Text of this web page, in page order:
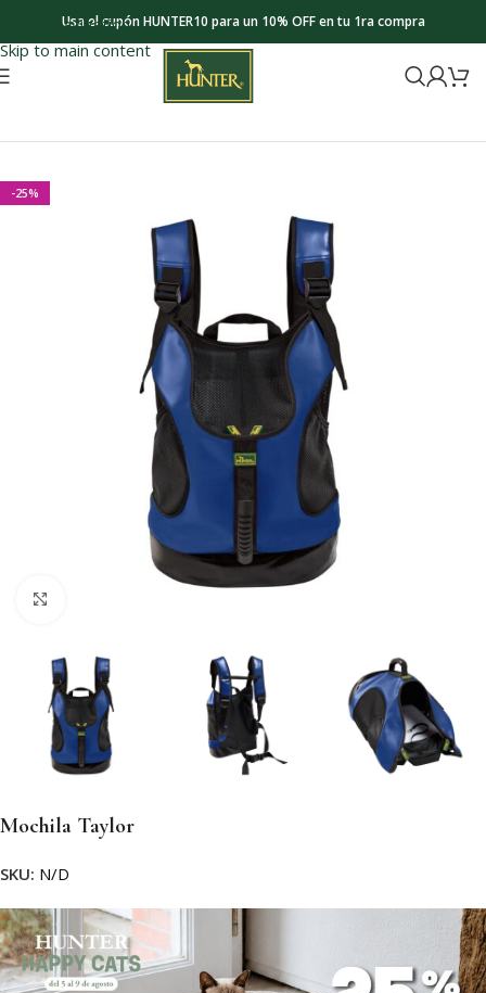
Skip to navigation
Skip to main content
Usa el cupón HUNTER10 para un 10% OFF en tu 1ra compra
Viaje & Transporte
-25%
Mochila Taylor
SKU: N/D